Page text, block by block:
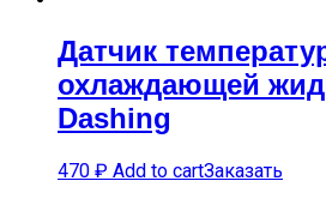
Датчик
охлаждающей
Dashing
470 ₽ Add to cartЗаказать